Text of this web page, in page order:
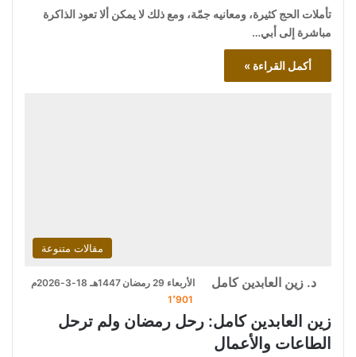
تأملات الحج كثيرة، ومعانيه جمّة، ومع ذلك لا يمكن ألا تعود الذاكرة
مباشرة إلى أبي…
أكمل القراءة »
مقالات متنوعة
د. زين العابدين كامل
الأربعاء 29 رمضان 1447هـ 18-3-2026م
1٬901
زين العابدين كامل: رحل رمضان ولم ترحل
الطاعات والأعمال